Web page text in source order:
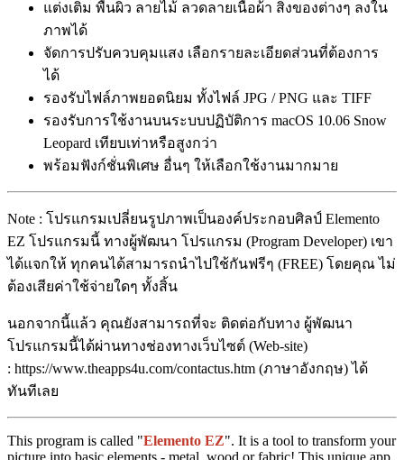
แต่งเติม พื้นผิว ลายไม้ ลวดลายเนื้อผ้า สิ่งของต่างๆ ลงใน
ภาพได้
จัดการปรับควบคุมแสง เลือกรายละเอียดส่วนที่ต้องการ
ได้
รองรับไฟล์ภาพยอดนิยม ทั้งไฟล์ JPG / PNG และ TIFF
รองรับการใช้งานบนระบบปฏิบัติการ macOS 10.06 Snow
Leopard เทียบเท่าหรือสูงกว่า
พร้อมฟังก์ชั่นพิเศษ อื่นๆ ให้เลือกใช้งานมากมาย
Note : โปรแกรมเปลี่ยนรูปภาพเป็นองค์ประกอบศิลป์ Elemento
EZ โปรแกรมนี้ ทางผู้พัฒนา โปรแกรม (Program Developer) เขา
ได้แจกให้ ทุกคนได้สามารถนำไปใช้กันฟรีๆ (FREE) โดยคุณ ไม่
ต้องเสียค่าใช้จ่ายใดๆ ทั้งสิ้น
นอกจากนี้แล้ว คุณยังสามารถที่จะ ติดต่อกับทาง ผู้พัฒนา
โปรแกรมนี้ได้ผ่านทางช่องทางเว็บไซต์ (Web-site)
: https://www.theapps4u.com/contactus.htm (ภาษาอังกฤษ) ได้
ทันทีเลย
This program is called "Elemento EZ". It is a tool to transform your